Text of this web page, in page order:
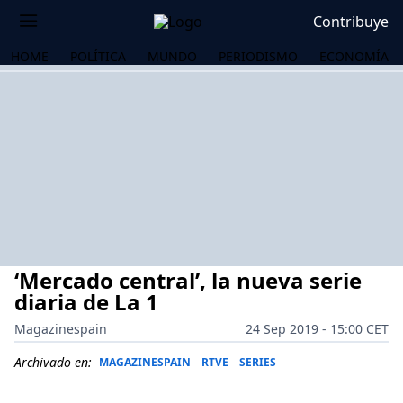
Contribuye
HOME POLÍTICA MUNDO PERIODISMO ECONOMÍA
‘Mercado central’, la nueva serie
diaria de La 1
Magazinespain
24 Sep 2019 - 15:00 CET
Archivado en: MAGAZINESPAIN RTVE SERIES